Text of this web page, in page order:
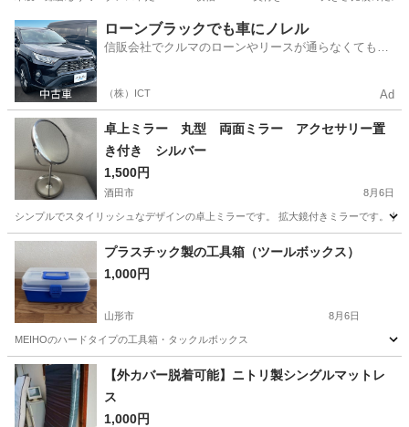
山形 天童市 天童駅 収納家具 タンス
ローンブラックでも車にノレル
信販会社でクルマのローンやリースが通らなくてもク
（株）ICT Ad
卓上ミラー 丸型 両面ミラー アクセサリー置
き付き シルバー
1,500円
酒田市 8月6日
シンプルでスタイリッシュなデザインの卓上ミラーです。 拡大鏡付きミラーです。
山形 酒田市 ミラー/鏡
プラスチック製の工具箱（ツールボックス）
1,000円
山形市 8月6日
MEIHOのハードタイプの工具箱・タックルボックス
山形 山形市 収納家具
【外カバー脱着可能】ニトリ製シングルマットレ
ス
1,000円